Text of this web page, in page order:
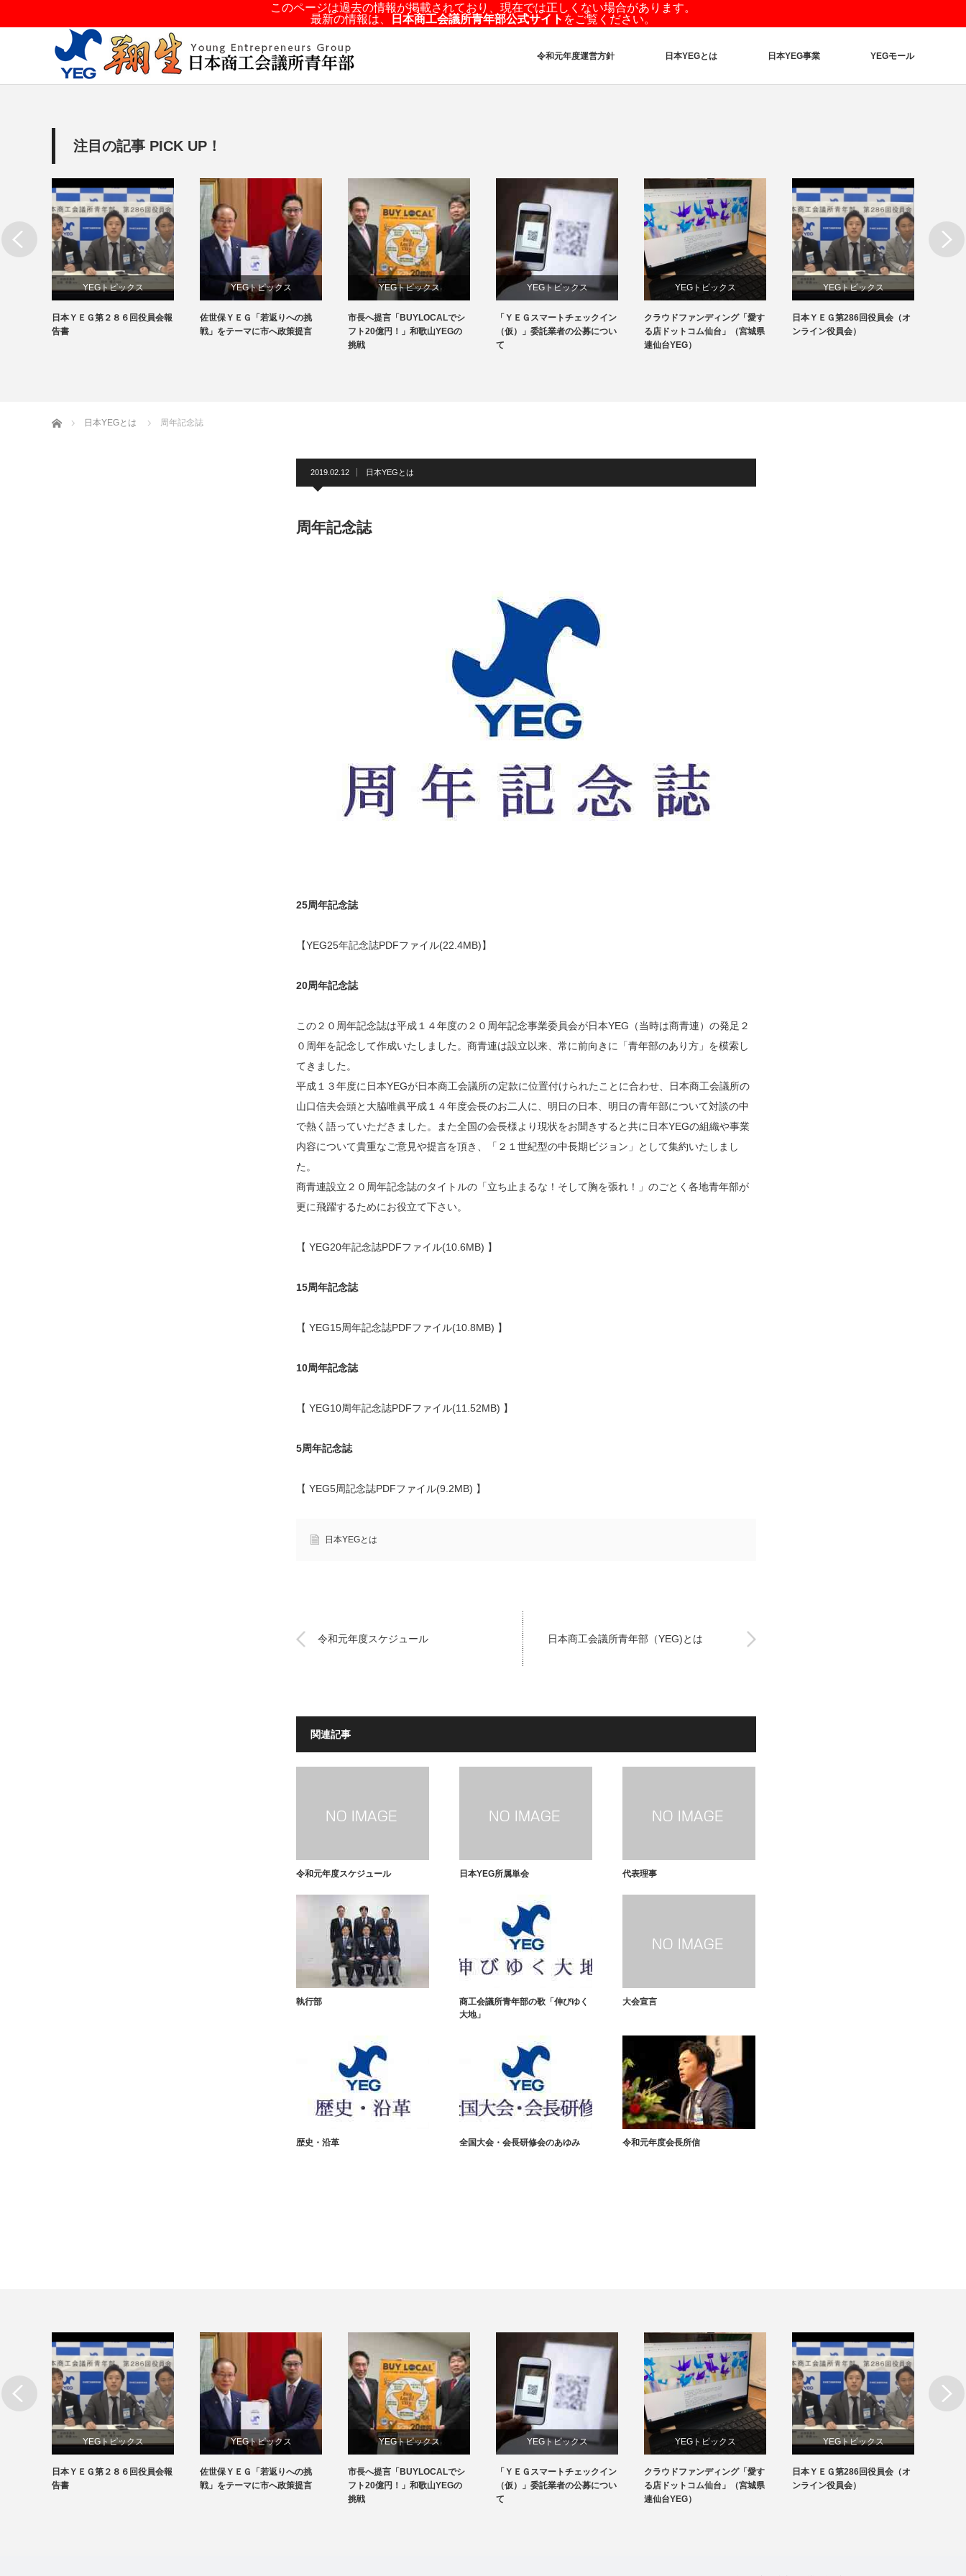
このページは過去の情報が掲載されており、現在では正しくない場合があります。
最新の情報は、
日本商工会議所青年部公式サイト をご覧ください。
令和元年度運営方針 日本YEGとは 日本YEG事業 YEGモール
注目の記事 PICK UP！
YEGトピックス
日本YEG事業
日本ＹＥＧ第２８６回役員会報
告書
YEGトピックス
メディア掲載情報
佐世保ＹＥＧ「若返りへの挑
戦」をテーマに市へ政策提言
YEGトピックス
メディア掲載情報
市長へ提言「BUYLOCALでシ
フト20億円！」和歌山YEGの
挑戦
YEGトピックス
日本YEG事業
「ＹＥＧスマートチェックイン
（仮）」委託業者の公募につい
て
YEGトピックス
メディア掲載情報
クラウドファンディング「愛す
る店ドットコム仙台」（宮城県
連仙台YEG）
YEGトピックス
日本YEG事業
日本ＹＥＧ第286回役員会（オ
ンライン役員会）
Next
ホーム 日本YEGとは 周年記念誌
2019.02.12 日本YEGとは
周年記念誌
25周年記念誌
【YEG25年記念誌PDFファイル(22.4MB)】
20周年記念誌
この２０周年記念誌は平成１４年度の２０周年記念事業委員会が日本YEG（当時は商青連）の発足２
０周年を記念して作成いたしました。商青連は設立以来、常に前向きに「青年部のあり方」を模索し
てきました。
平成１３年度に日本YEGが日本商工会議所の定款に位置付けられたことに合わせ、日本商工会議所の
山口信夫会頭と大脇唯眞平成１４年度会長のお二人に、明日の日本、明日の青年部について対談の中
で熱く語っていただきました。また全国の会長様より現状をお聞きすると共に日本YEGの組織や事業
内容について貴重なご意見や提言を頂き、「２１世紀型の中長期ビジョン」として集約いたしまし
た。
商青連設立２０周年記念誌のタイトルの「立ち止まるな！そして胸を張れ！」のごとく各地青年部が
更に飛躍するためにお役立て下さい。
【 YEG20年記念誌PDFファイル(10.6MB) 】
15周年記念誌
【 YEG15周年記念誌PDFファイル(10.8MB) 】
10周年記念誌
【 YEG10周年記念誌PDFファイル(11.52MB) 】
5周年記念誌
【 YEG5周記念誌PDFファイル(9.2MB) 】
日本YEGとは
令和元年度スケジュール 日本商工会議所青年部（YEG)とは
関連記事
令和元年度スケジュール 日本YEG所属単会 代表理事
執行部
商工会議所青年部の歌「伸びゆく
大地」
大会宣言
歴史・沿革 全国大会・会長研修会のあゆみ 令和元年度会長所信
YEGトピックス
日本YEG事業
日本ＹＥＧ第２８６回役員会報
告書
YEGトピックス
メディア掲載情報
佐世保ＹＥＧ「若返りへの挑
戦」をテーマに市へ政策提言
YEGトピックス
メディア掲載情報
市長へ提言「BUYLOCALでシ
フト20億円！」和歌山YEGの
挑戦
YEGトピックス
日本YEG事業
「ＹＥＧスマートチェックイン
（仮）」委託業者の公募につい
て
YEGトピックス
メディア掲載情報
クラウドファンディング「愛す
る店ドットコム仙台」（宮城県
連仙台YEG）
YEGトピックス
日本YEG事業
日本ＹＥＧ第286回役員会（オ
ンライン役員会）
Next